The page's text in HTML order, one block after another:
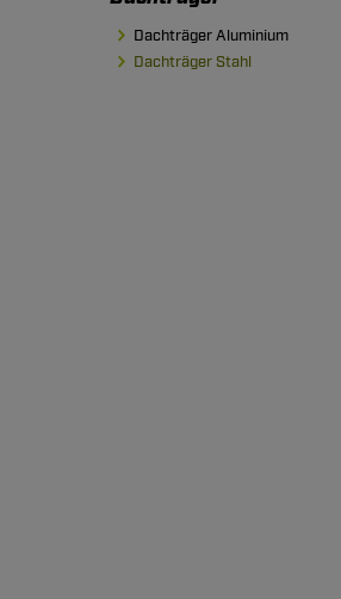
Dachträger Aluminium
Dachträger Stahl